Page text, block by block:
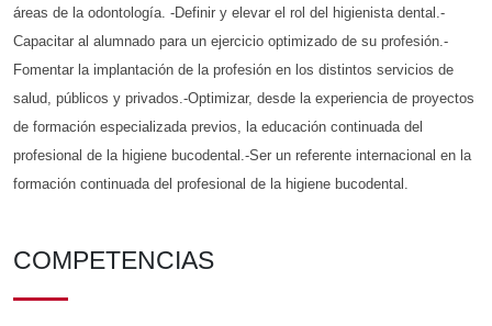
áreas de la odontología. -Definir y elevar el rol del higienista dental.-
Capacitar al alumnado para un ejercicio optimizado de su profesión.-
Fomentar la implantación de la profesión en los distintos servicios de
salud, públicos y privados.-Optimizar, desde la experiencia de proyectos
de formación especializada previos, la educación continuada del
profesional de la higiene bucodental.-Ser un referente internacional en la
formación continuada del profesional de la higiene bucodental.
COMPETENCIAS